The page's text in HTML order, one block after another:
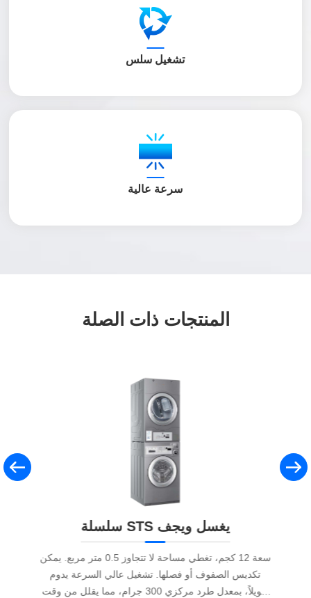
تشغيل سلس
سرعة عالية
المنتجات ذات الصلة
سلسلة STS يغسل ويجف
سعة 12 كجم، تغطي مساحة لا تتجاوز 0.5 متر مربع. يمكن
تكديس الصفوف أو فصلها. تشغيل عالي السرعة يدوم
طويلاً، بمعدل طرد مركزي 300 جرام، مما يقلل من وقت